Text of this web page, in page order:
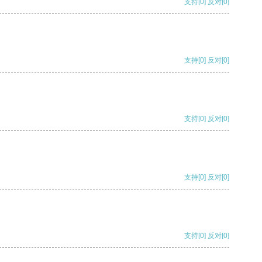
支持[0] 反对[0]
支持[0] 反对[0]
支持[0] 反对[0]
支持[0] 反对[0]
支持[0] 反对[0]